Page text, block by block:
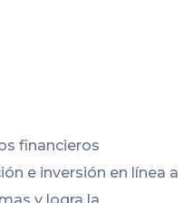
financieros
e inversión en línea a